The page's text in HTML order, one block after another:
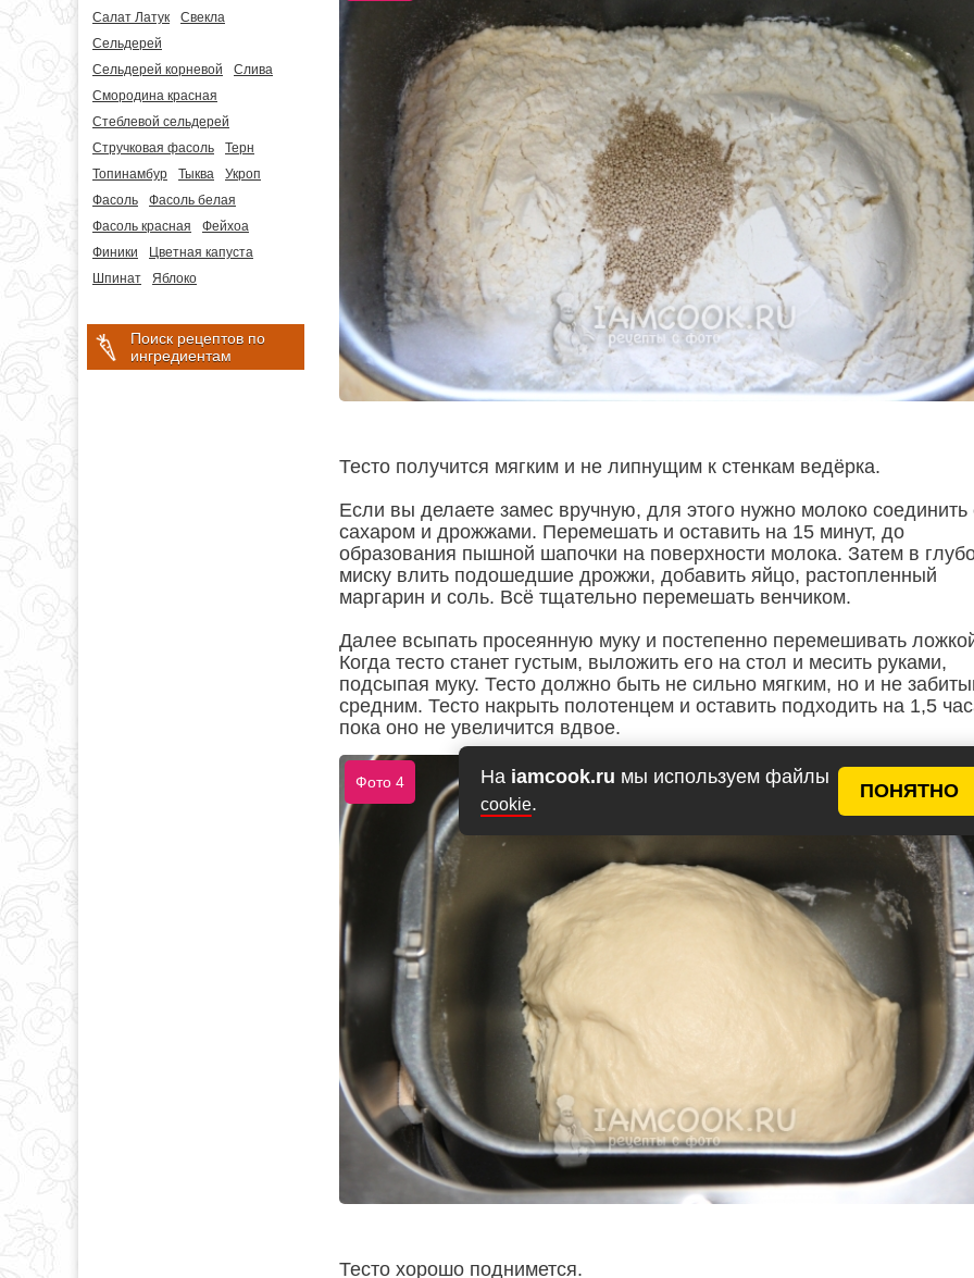
На iamcook.ru мы используем файлы
cookie.
ПОНЯТНО
Салат Латук
Свекла
Сельдерей
Сельдерей корневой
Слива
Смородина красная
Стеблевой сельдерей
Стручковая фасоль
Терн
Топинамбур
Тыква
Укроп
Фасоль
Фасоль белая
Фасоль красная
Фейхоа
Финики
Цветная капуста
Шпинат
Яблоко
Поиск рецептов по
ингредиентам
Тесто получится мягким и не липнущим к стенкам ведёрка.
Если вы делаете замес вручную, для этого нужно молоко соединить
сахаром и дрожжами. Перемешать и оставить на 15 минут, до
образования пышной шапочки на поверхности молока. Затем в
миску влить подошедшие дрожжи, добавить яйцо, растопленный
маргарин и соль. Всё тщательно перемешать венчиком.
Далее всыпать просеянную муку и постепенно перемешивать
Когда тесто станет густым, выложить его на стол и месить руками,
подсыпая муку. Тесто должно быть не сильно мягким, но и не
средним. Тесто накрыть полотенцем и оставить подходить на 1,5
пока оно не увеличится вдвое.
Фото 4
Тесто хорошо поднимется.